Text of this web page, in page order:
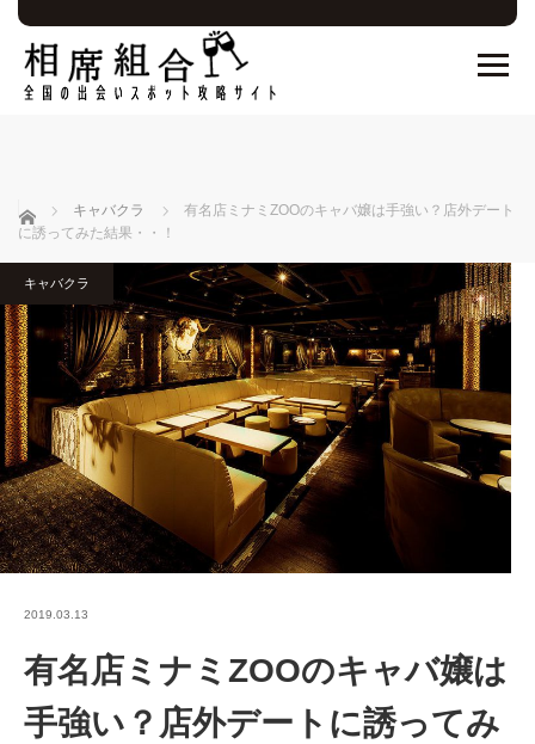
ホーム キャバクラ
有名店ミナミZOOのキャバ嬢は手強い？店外デート
に誘ってみた結果・・！
キャバクラ
2019.03.13
有名店ミナミZOOのキャバ嬢は
手強い？店外デートに誘ってみ